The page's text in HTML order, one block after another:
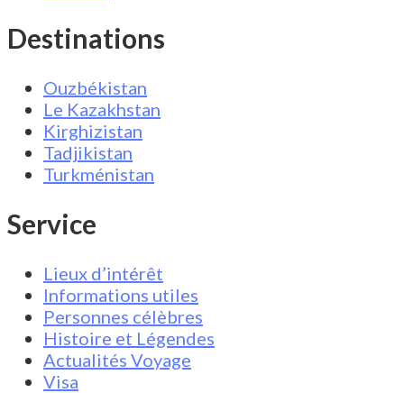
Destinations
Ouzbékistan
Le Kazakhstan
Kirghizistan
Tadjikistan
Turkménistan
Service
Lieux d’intérêt
Informations utiles
Personnes célèbres
Histoire et Légendes
Actualités Voyage
Visa